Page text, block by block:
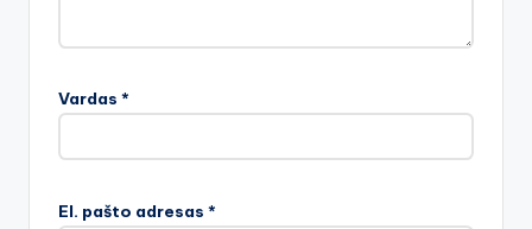
Vardas *
El. pašto adresas *